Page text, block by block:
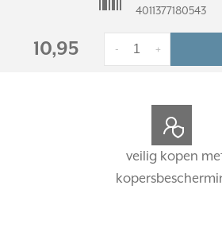
4011377180543
10,95 +
-
veilig kopen